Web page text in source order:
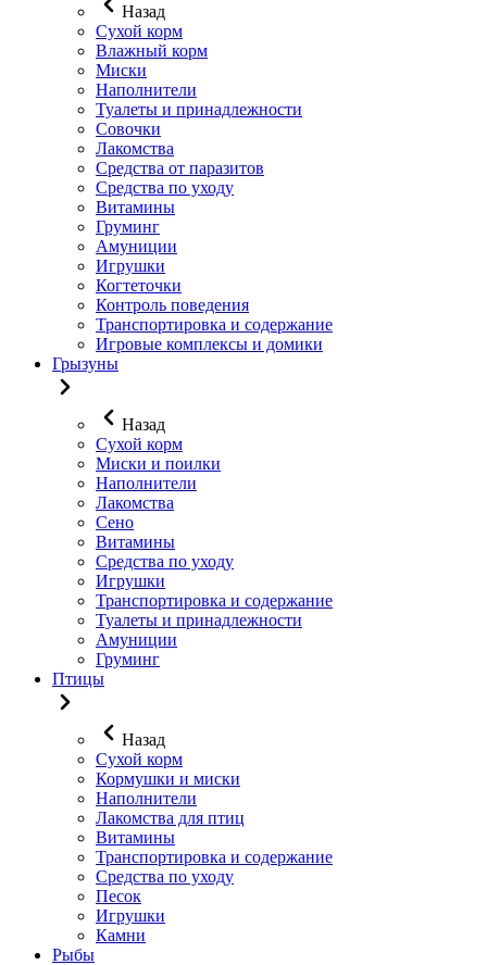
Назад
Сухой корм
Влажный корм
Миски
Наполнители
Туалеты и принадлежности
Совочки
Лакомства
Средства от паразитов
Средства по уходу
Витамины
Груминг
Амуниции
Игрушки
Когтеточки
Контроль поведения
Транспортировка и содержание
Игровые комплексы и домики
Грызуны
Назад
Сухой корм
Миски и поилки
Наполнители
Лакомства
Сено
Витамины
Средства по уходу
Игрушки
Транспортировка и содержание
Туалеты и принадлежности
Амуниции
Груминг
Птицы
Назад
Сухой корм
Кормушки и миски
Наполнители
Лакомства для птиц
Витамины
Транспортировка и содержание
Средства по уходу
Песок
Игрушки
Камни
Рыбы